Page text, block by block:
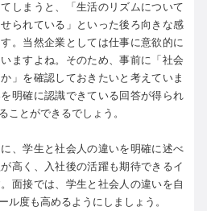
しまうと、「生活のリズムについて
られている」といった後ろ向きな感
。当然企業としては仕事に意欲的に
ますよね。そのため、事前に「社会
」を確認しておきたいと考えていま
明確に認識できている回答が得られ
ことができるでしょう。
、学生と社会人の違いを明確に述べ
高く、入社後の活躍も期待できるイ
面接では、学生と社会人の違いを自
ル度も高めるようにしましょう。